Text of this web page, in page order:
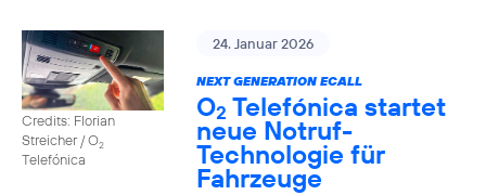
Credits: Florian
Streicher / O2
Telefónica
24. Januar 2026
NEXT GENERATION ECALL
O2 Telefónica startet
neue Notruf-
Technologie für
Fahrzeuge